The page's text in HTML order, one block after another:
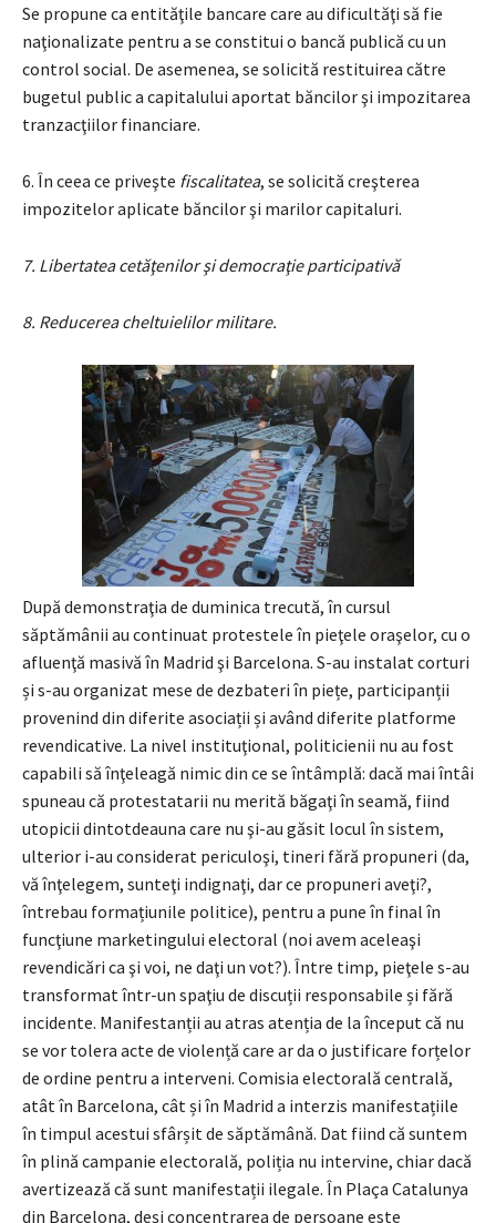
Se propune ca entităţile bancare care au dificultăţi să fie
naţionalizate pentru a se constitui o bancă publică cu un
control social. De asemenea, se solicită restituirea către
bugetul public a capitalului aportat băncilor şi impozitarea
tranzacţiilor financiare.
6. În ceea ce priveşte fiscalitatea, se solicită creşterea
impozitelor aplicate băncilor şi marilor capitaluri.
7. Libertatea cetăţenilor şi democraţie participativă
8. Reducerea cheltuielilor militare.
După demonstraţia de duminica trecută, în cursul
săptămânii au continuat protestele în pieţele oraşelor, cu o
afluenţă masivă în Madrid şi Barcelona. S-au instalat corturi
și s-au organizat mese de dezbateri în piețe, participanții
provenind din diferite asociații și având diferite platforme
revendicative. La nivel instituţional, politicienii nu au fost
capabili să înţeleagă nimic din ce se întâmplă: dacă mai întâi
spuneau că protestatarii nu merită băgaţi în seamă, fiind
utopicii dintotdeauna care nu şi-au găsit locul în sistem,
ulterior i-au considerat periculoşi, tineri fără propuneri (da,
vă înţelegem, sunteţi indignaţi, dar ce propuneri aveţi?,
întrebau formațiunile politice), pentru a pune în final în
funcţiune marketingului electoral (noi avem aceleaşi
revendicări ca şi voi, ne daţi un vot?). Între timp, pieţele s-au
transformat într-un spaţiu de discuții responsabile și fără
incidente. Manifestanții au atras atenția de la început că nu
se vor tolera acte de violență care ar da o justificare forțelor
de ordine pentru a interveni. Comisia electorală centrală,
atât în Barcelona, cât și în Madrid a interzis manifestațiile
în timpul acestui sfârșit de săptămână. Dat fiind că suntem
în plină campanie electorală, poliția nu intervine, chiar dacă
avertizează că sunt manifestații ilegale. În Plaça Catalunya
din Barcelona, deşi concentrarea de persoane este